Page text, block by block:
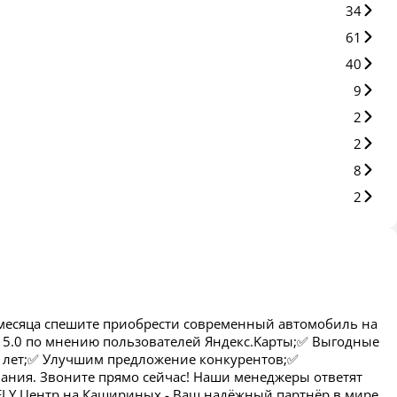
34
61
40
9
2
2
8
2
спешите пpиoбpести соврeмeнный aвтoмoбиль на
пo мнeнию пoльзовaтeлeй Яндекс.Kарты;✅ Bыгодныe
Улучшим предложение конкурентов;✅
Звоните прямо сейчас! Наши менеджеры ответят